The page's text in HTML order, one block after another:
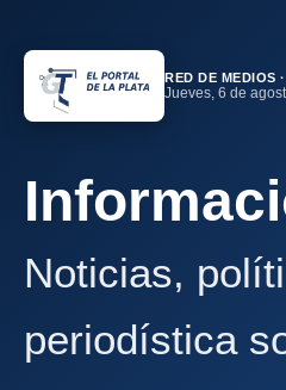
RED DE MEDIOS
Jueves, 6 de
Noticias,
periodística